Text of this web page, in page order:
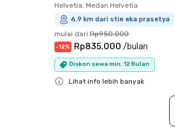
Helvetia, Medan Helvetia
6.9 km dari stie eka prasetya
mulai dari Rp950.000
-12% Rp835.000 /bulan
Diskon sewa min. 12 Bulan
Lihat info lebih banyak